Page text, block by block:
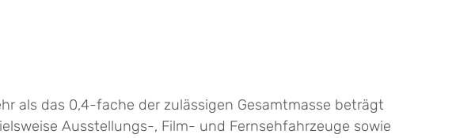
als das 0,4-fache der zulässigen Gesamtmasse beträgt
Ausstellungs-, Film- und Fernsehfahrzeuge sowie